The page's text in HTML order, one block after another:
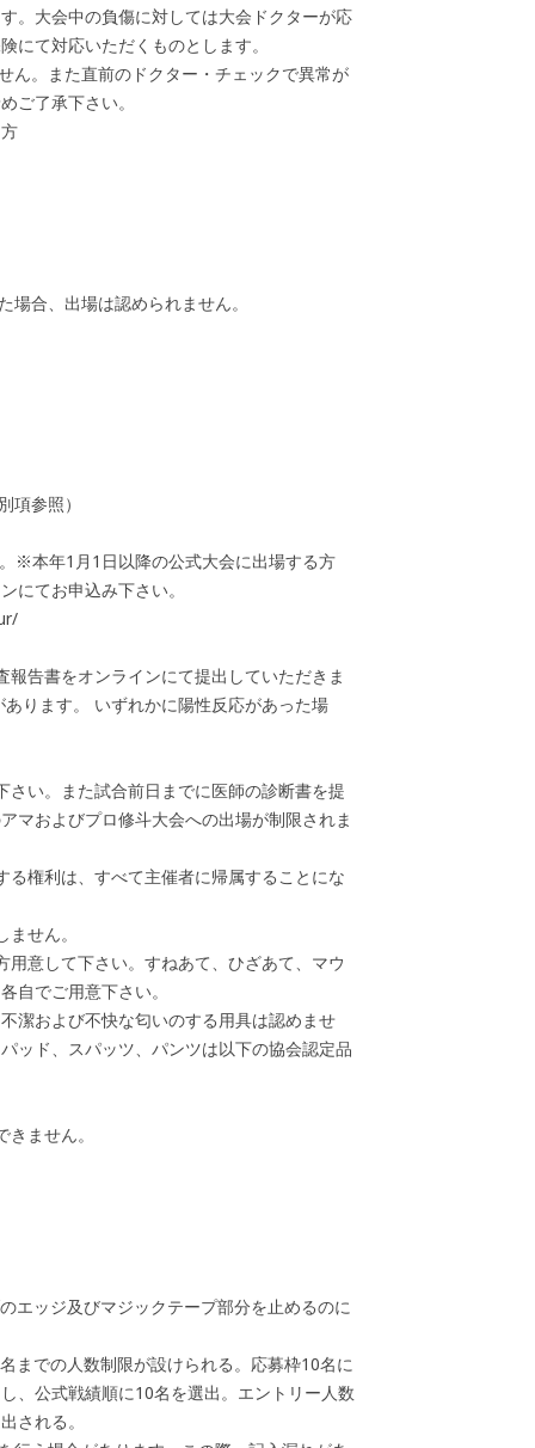
。大会中の負傷に対しては大会ドクターが応
にて対応いただくものとします。
。また直前のドクター・チェックで異常が
ご了承下さい。
合、出場は認められません。
参照）
※本年1月1日以降の公式大会に出場する方
にてお申込み下さい。
告書をオンラインにて提出していただきま
ります。 いずれかに陽性反応があった場
い。また試合前日までに医師の診断書を提
マおよびプロ修斗大会への出場が制限されま
権利は、すべて主催者に帰属することにな
せん。
意して下さい。すねあて、ひざあて、マウ
自でご用意下さい。
潔および不快な匂いのする用具は認めませ
ッド、スパッツ、パンツは以下の協会認定品
ません。
エッジ及びマジックテープ部分を止めるのに
までの人数制限が設けられる。応募枠10名に
、公式戦績順に10名を選出。エントリー人数
される。